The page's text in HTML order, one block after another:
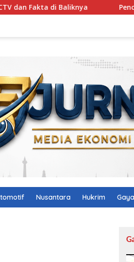
Pencari Belut Tewas di
Nusantara Hukrim